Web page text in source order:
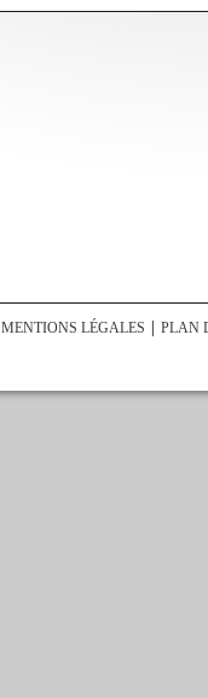
MENTIONS LÉGALES PLAN